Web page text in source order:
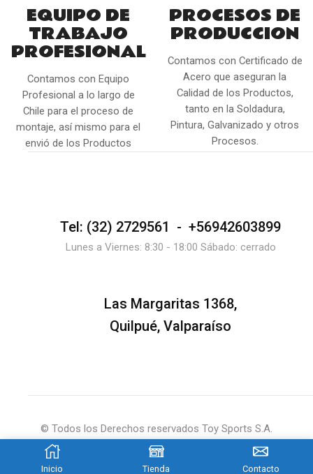
EQUIPO DE
TRABAJO
PROFESIONAL
Contamos con Equipo
Profesional a lo largo de
Chile para el proceso de
montaje, así mismo para el
envió de los Productos
PROCESOS DE
PRODUCCION
Contamos con Certificado de
Acero que aseguran la
Calidad de los Productos,
tanto en la Soldadura,
Pintura, Galvanizado y otros
Procesos.
Tel: (32) 2729561 - +56942603899
Lunes a Viernes: 8:30 - 18:00 Sábado: cerrado
Las Margaritas 1368,
Quilpué, Valparaíso
© Todos los Derechos reservados Toy Sports S.A.
Inicio Tienda Contacto